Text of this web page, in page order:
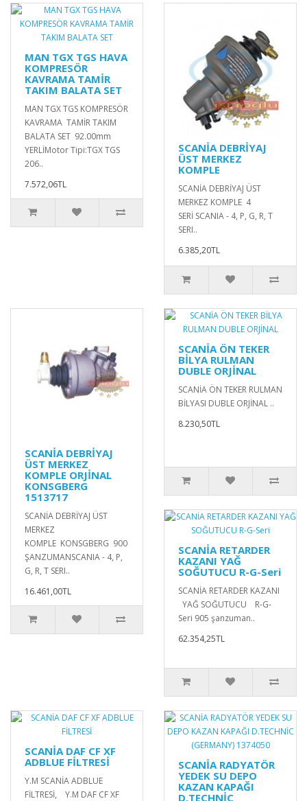
MAN TGX TGS HAVA
KOMPRESÖR
KAVRAMA TAMİR
TAKIM BALATA SET
MAN TGX TGS KOMPRESÖR
KAVRAMA TAMİR TAKIM
BALATA SET 92.00mm
YERLİMotor Tipi:TGX TGS
206..
7.572,06TL
SCANİA DEBRİYAJ
ÜST MERKEZ
KOMPLE
SCANİA DEBRİYAJ ÜST
MERKEZ KOMPLE 4
SERİ SCANIA - 4, P, G, R, T
SERI..
6.385,20TL
SCANİA DEBRİYAJ
ÜST MERKEZ
KOMPLE ORJİNAL
KONSGBERG
1513717
SCANİA DEBRİYAJ ÜST
MERKEZ
KOMPLE KONSGBERG 900
ŞANZUMANSCANIA - 4, P,
G, R, T SERI..
16.461,00TL
SCANİA ÖN TEKER
BİLYA RULMAN
DUBLE ORJİNAL
SCANİA ÖN TEKER RULMAN
BİLYASI DUBLE ORJİNAL ..
8.230,50TL
SCANİA RETARDER
KAZANI YAĞ
SOĞUTUCU R-G-Seri
SCANİA RETARDER KAZANI
YAĞ SOĞUTUCU R-G-
Seri 905 şanzuman..
62.354,25TL
SCANİA DAF CF XF
ADBLUE FİLTRESİ
Y.M SCANİA ADBLUE
FİLTRESİ, Y.M DAF CF XF
SCANİA RADYATÖR
YEDEK SU DEPO
KAZAN KAPAĞI
D.TECHNİC